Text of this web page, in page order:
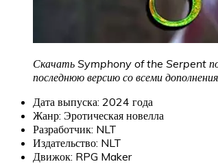
Скачать Symphony of the Serpent по
последнюю версию со всеми
Дата выпуска: 2024 года
Жанр: Эротическая новелла
Разработчик: NLT
Издательство: NLT
Движок: RPG Maker